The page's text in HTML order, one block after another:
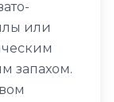
или
запахом.